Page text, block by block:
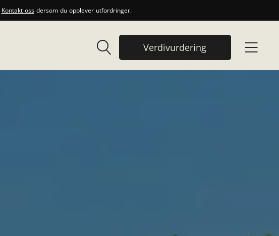
Kontakt ossdersom du opplever utfordringer.
Verdivurdering